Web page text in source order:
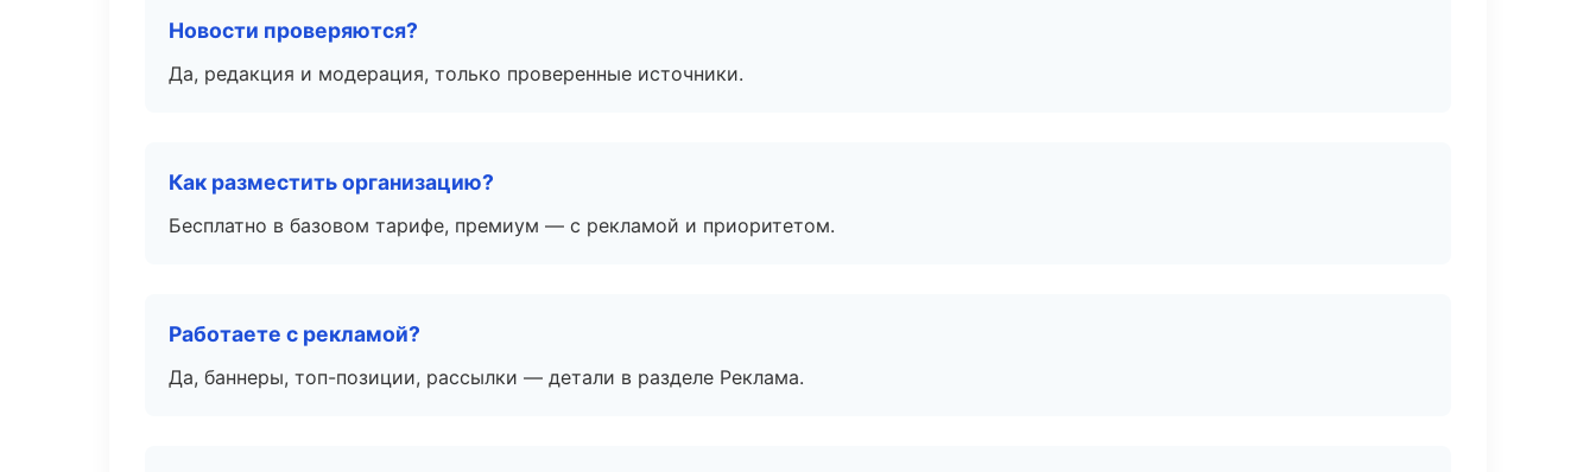
Новости проверяются?
Да, редакция и модерация, только проверенные источники.
Как разместить организацию?
Бесплатно в базовом тарифе, премиум — с рекламой и приоритетом.
Работаете с рекламой?
Да, баннеры, топ-позиции, рассылки — детали в разделе Реклама.